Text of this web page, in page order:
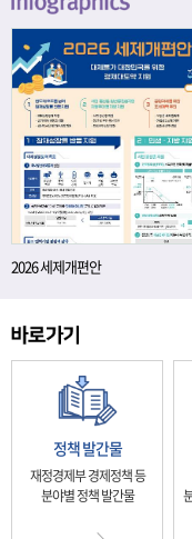
2026 세제개편안
정책 발간물
재정경제부 경제정책 등
분야별 정책 발간물